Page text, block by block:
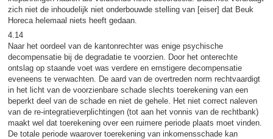
zich niet de inhoudelijk niet onderbouwde stelling van [eiser] dat Beuk
Horeca helemaal niets heeft gedaan.
4.14
Naar het oordeel van de kantonrechter was enige psychische
decompensatie bij de degradatie te voorzien. Door het onterechte
ontslag op staande voet was verdere en ernstigere decompensatie
eveneens te verwachten. De aard van de overtreden norm rechtvaardigt
in het licht van de voorzienbare schade slechts toerekening van een
beperkt deel van de schade en niet de gehele. Het niet correct naleven
van de re-integratieverplichtingen (tot aan het vonnis van de rechtbank)
maakt wel dat toerekening over een ruimere periode plaats moet vinden.
De totale periode waarover toerekening van inkomensschade kan